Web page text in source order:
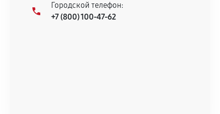
Городской телефон:
+7 (800) 100-47-62